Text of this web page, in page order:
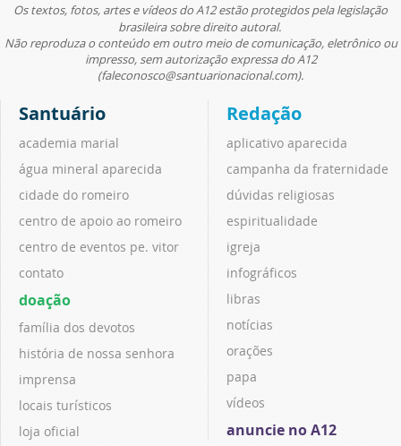
Os textos, fotos, artes e vídeos do A12 estão protegidos pela legislação
brasileira sobre direito autoral.
Não reproduza o conteúdo em outro meio de comunicação, eletrônico ou
impresso, sem autorização expressa do A12
(faleconosco@santuarionacional.com).
Santuário
academia marial
água mineral aparecida
cidade do romeiro
centro de apoio ao romeiro
centro de eventos pe. vitor
contato
doação
família dos devotos
história de nossa senhora
imprensa
locais turísticos
loja oficial
Redação
aplicativo aparecida
campanha da fraternidade
dúvidas religiosas
espiritualidade
igreja
infográficos
libras
notícias
orações
papa
vídeos
anuncie no A12